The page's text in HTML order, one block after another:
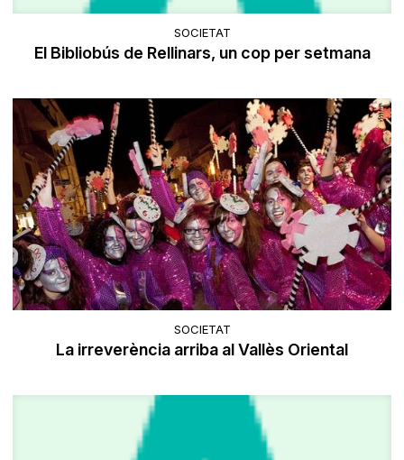
SOCIETAT
El Bibliobús de Rellinars, un cop per setmana
SOCIETAT
La irreverència arriba al Vallès Oriental